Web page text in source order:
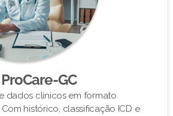
ProCare-GC
dados clínicos em formato
histórico, classificação ICD e